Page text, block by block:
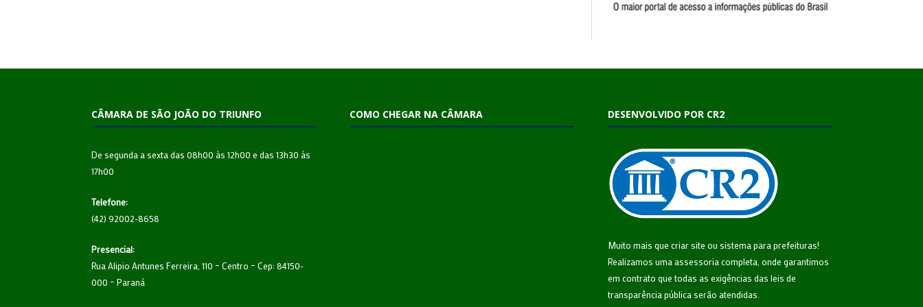
CÂMARA DE SÃO JOÃO DO TRIUNFO
De segunda a sexta das 08h00 às 12h00 e das 13h30 às
17h00
Telefone:
(42) 92002-8658
Presencial:
Rua Alipio Antunes Ferreira, 110 – Centro – Cep: 84150-
000 – Paraná
COMO CHEGAR NA CÂMARA DESENVOLVIDO POR CR2
Muito mais que criar site ou sistema para prefeituras!
Realizamos uma assessoria completa, onde garantimos
em contrato que todas as exigências das leis de
transparência pública serão atendidas.